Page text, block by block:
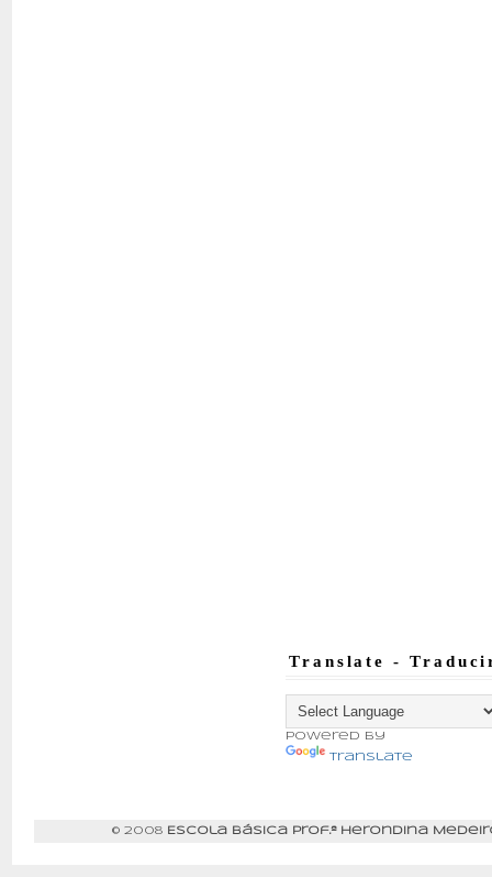
Translate -
Powered by
Translate
© 2008 Escola Básica Prof.ª Herondina